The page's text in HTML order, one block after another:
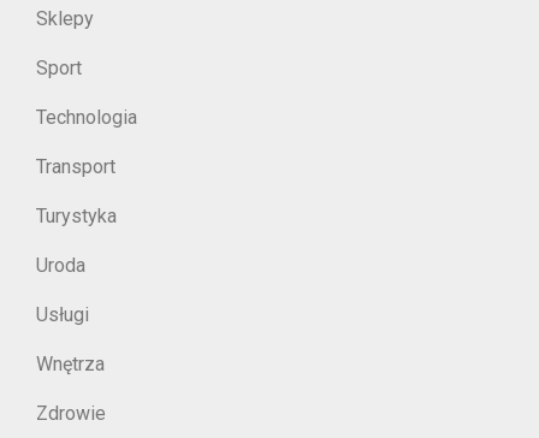
Sklepy
Sport
Technologia
Transport
Turystyka
Uroda
Usługi
Wnętrza
Zdrowie